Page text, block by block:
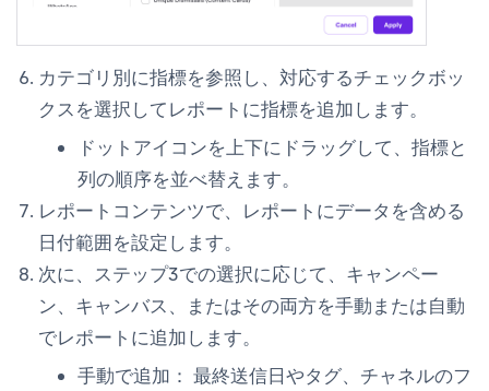
カテゴリ別に指標を参照し、対応するチェックボッ
クスを選択してレポートに指標を追加します。
ドットアイコンを上下にドラッグして、指標と
列の順序を並べ替えます。
レポートコンテンツで、レポートにデータを含める
日付範囲を設定します。
次に、ステップ3での選択に応じて、キャンペー
ン、キャンバス、またはその両方を手動または自動
でレポートに追加します。
手動で追加： 最終送信日やタグ、チャネルのフ